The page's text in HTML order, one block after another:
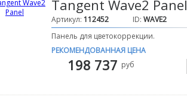
Tangent Wave2 Panel
Артикул: 112452 ID: WAVE2
Панель для цветокоррекции.
РЕКОМЕНДОВАННАЯ ЦЕНА
198 737 руб